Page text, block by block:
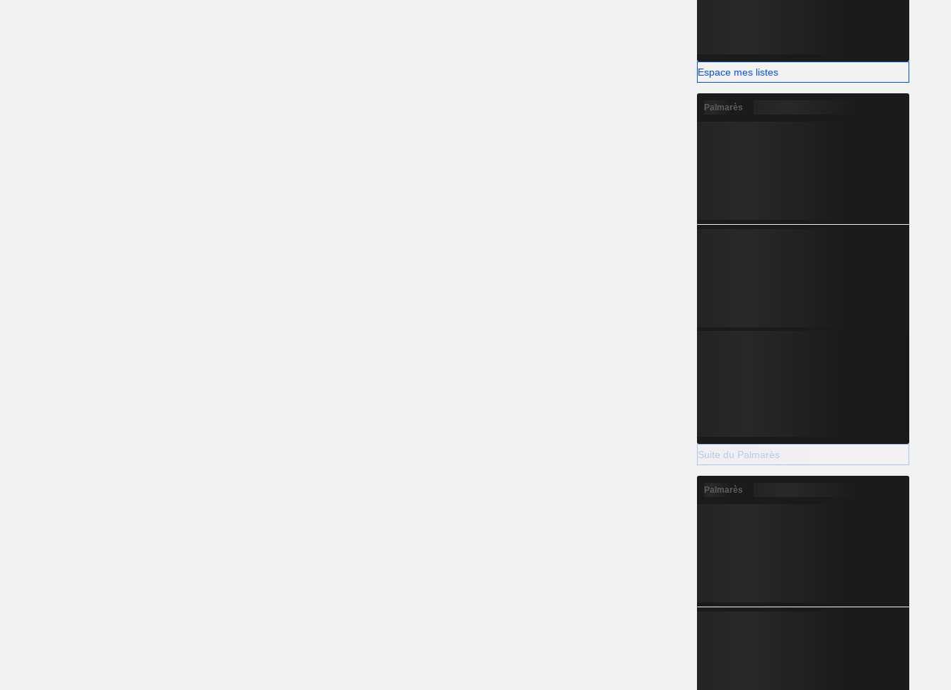
Espace mes listes
Palmarès
Suite du Palmarès
Palmarès